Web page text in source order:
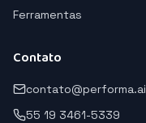
Ferramentas
Contato
contato@performa.ai
55 19 3461-5339